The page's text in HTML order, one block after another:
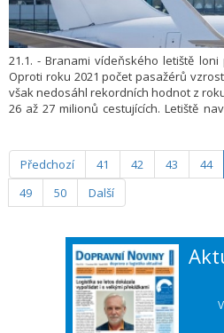
21.1. - Branami vídeňského letiště loni
Oproti roku 2021 počet pasažérů
však nedosáhl rekordních hodnot z
26 až 27 milionů cestujících. Letiště
Předchozí
41 42 43 44
49
50 Další